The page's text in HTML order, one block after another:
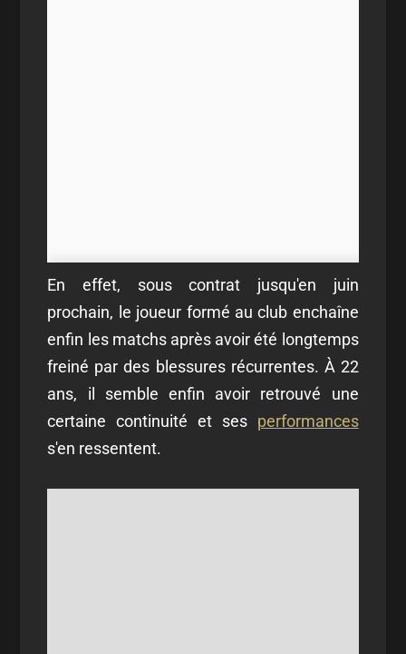
En effet, sous contrat jusqu'en juin
prochain, le joueur formé au club enchaîne
enfin les matchs après avoir été longtemps
freiné par des blessures récurrentes. À 22
ans, il semble enfin avoir retrouvé une
certaine continuité et ses performances
s'en ressentent.